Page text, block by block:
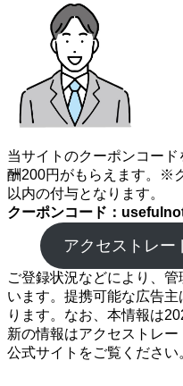
当サイトのクーポンコー
酬200円がもらえます。※
以内の付与となります。
クーポンコード：
アクセストレー
ご登録状況などにより、
います。提携可能な広告
ります。なお、本情報は
新の情報はアクセストレ
公式サイトをご覧ください